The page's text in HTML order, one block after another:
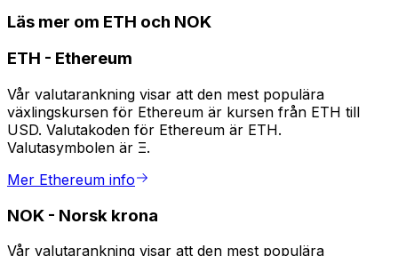
Läs mer om ETH och NOK
ETH - Ethereum
Vår valutarankning visar att den mest populära
växlingskursen för Ethereum är kursen från ETH till
USD. Valutakoden för Ethereum är ETH.
Valutasymbolen är Ξ.
Mer Ethereum info
NOK - Norsk krona
Vår valutarankning visar att den mest populära